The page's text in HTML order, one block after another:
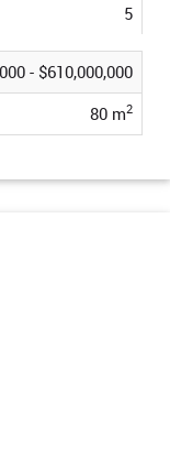
5
- $610,000,000
80 m2